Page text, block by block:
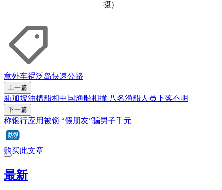
摄）
意外车祸泛岛快速公路
上一篇
新加坡油槽船和中国渔船相撞 八名渔船人员下落不明
下一篇
称银行应用被锁 “假朋友”骗男子千元
购买此文章
最新